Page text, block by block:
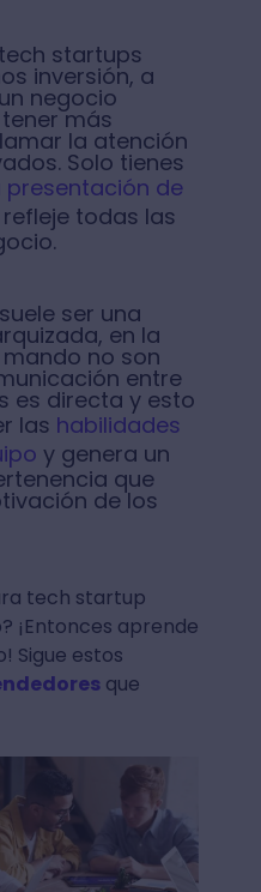
startups
inversión, a
negocio
más
la atención
Solo tienes
de
todas las
ser una
en la
no son
entre
es directa y esto
las habilidades
y genera un
que
de los
tech startup
¡Entonces aprende
Sigue estos
que